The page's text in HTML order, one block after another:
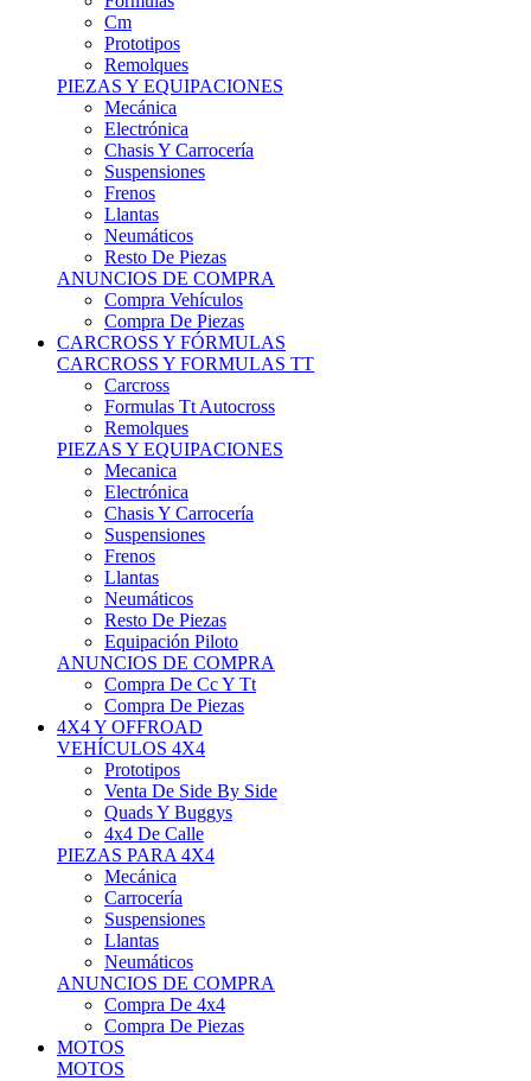
Prototipos
Remolques
PIEZAS Y EQUIPACIONES
Mecánica
Electrónica
Chasis Y Carrocería
Suspensiones
Frenos
Llantas
Neumáticos
Resto De Piezas
ANUNCIOS DE COMPRA
Compra Vehículos
Compra De Piezas
CARCROSS Y FÓRMULAS
CARCROSS Y FORMULAS TT
Carcross
Formulas Tt Autocross
Remolques
PIEZAS Y EQUIPACIONES
Mecanica
Electrónica
Chasis Y Carrocería
Suspensiones
Frenos
Llantas
Neumáticos
Resto De Piezas
Equipación Piloto
ANUNCIOS DE COMPRA
Compra De Cc Y Tt
Compra De Piezas
4X4 Y OFFROAD
VEHÍCULOS 4X4
Prototipos
Venta De Side By Side
Quads Y Buggys
4x4 De Calle
PIEZAS PARA 4X4
Mecánica
Carrocería
Suspensiones
Llantas
Neumáticos
ANUNCIOS DE COMPRA
Compra De 4x4
Compra De Piezas
MOTOS
MOTOS
Motos De Circuito